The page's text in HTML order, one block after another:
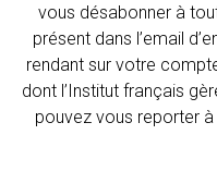
vous désabonner à
présent dans l’email
rendant sur votre
dont l’Institut français
pouvez vous reporter